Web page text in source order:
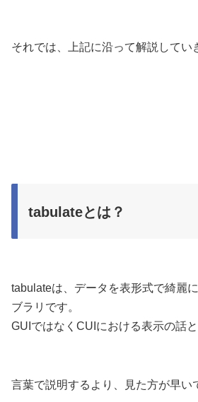
それでは、上記に沿って解説してい
tabulateとは？
tabulateは、データを表形式で綺麗
ブラリです。
GUIではなくCUIにおける表示の話と
言葉で説明するより、見た方が早い